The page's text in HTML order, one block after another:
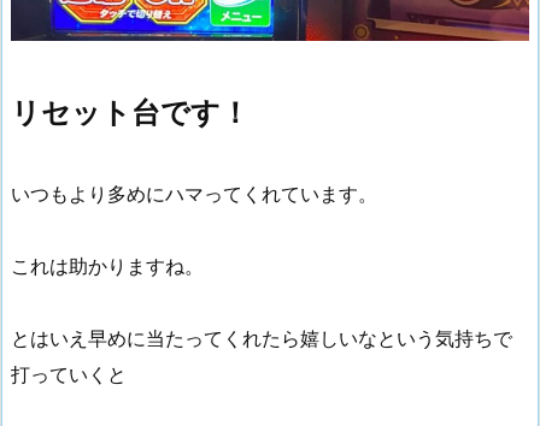
リセット台です！
いつもより多めにハマってくれています。
これは助かりますね。
とはいえ早めに当たってくれたら嬉しいなという気持ちで
打っていくと